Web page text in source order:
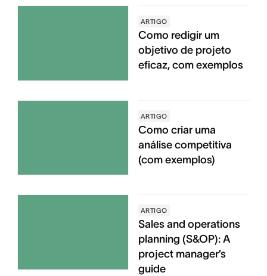
ARTIGO
Como redigir um
objetivo de projeto
eficaz, com exemplos
ARTIGO
Como criar uma
análise competitiva
(com exemplos)
ARTIGO
Sales and operations
planning (S&OP): A
project manager’s
guide